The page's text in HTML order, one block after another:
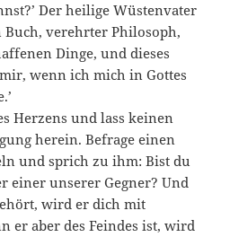
Der heilige Wüstenvater
Buch, verehrter Philosoph,
Dinge, und dieses
wenn ich mich in Gottes
Herzens und lass keinen
herein. Befrage einen
und sprich zu ihm: Bist du
einer unserer Gegner? Und
wird er dich mit
er aber des Feindes ist, wird